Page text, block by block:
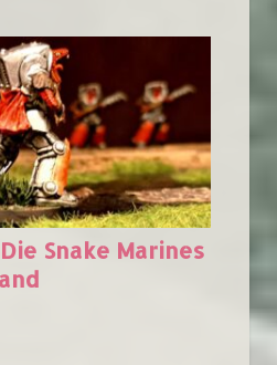
Snake Marines